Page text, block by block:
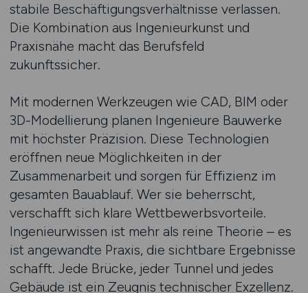
stabile Beschäftigungsverhältnisse verlassen.
Die Kombination aus Ingenieurkunst und
Praxisnähe macht das Berufsfeld
zukunftssicher.
Mit modernen Werkzeugen wie CAD, BIM oder
3D-Modellierung planen Ingenieure Bauwerke
mit höchster Präzision. Diese Technologien
eröffnen neue Möglichkeiten in der
Zusammenarbeit und sorgen für Effizienz im
gesamten Bauablauf. Wer sie beherrscht,
verschafft sich klare Wettbewerbsvorteile.
Ingenieurwissen ist mehr als reine Theorie – es
ist angewandte Praxis, die sichtbare Ergebnisse
schafft. Jede Brücke, jeder Tunnel und jedes
Gebäude ist ein Zeugnis technischer Exzellenz.